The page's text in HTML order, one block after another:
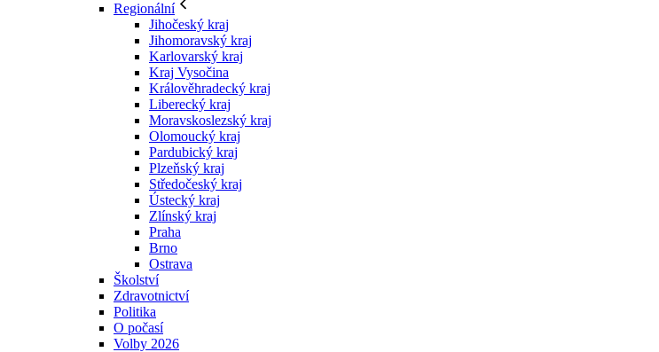
Regionální
Jihočeský kraj
Jihomoravský kraj
Karlovarský kraj
Kraj Vysočina
Králověhradecký kraj
Liberecký kraj
Moravskoslezský kraj
Olomoucký kraj
Pardubický kraj
Plzeňský kraj
Středočeský kraj
Ústecký kraj
Zlínský kraj
Praha
Brno
Ostrava
Školství
Zdravotnictví
Politika
O počasí
Volby 2026